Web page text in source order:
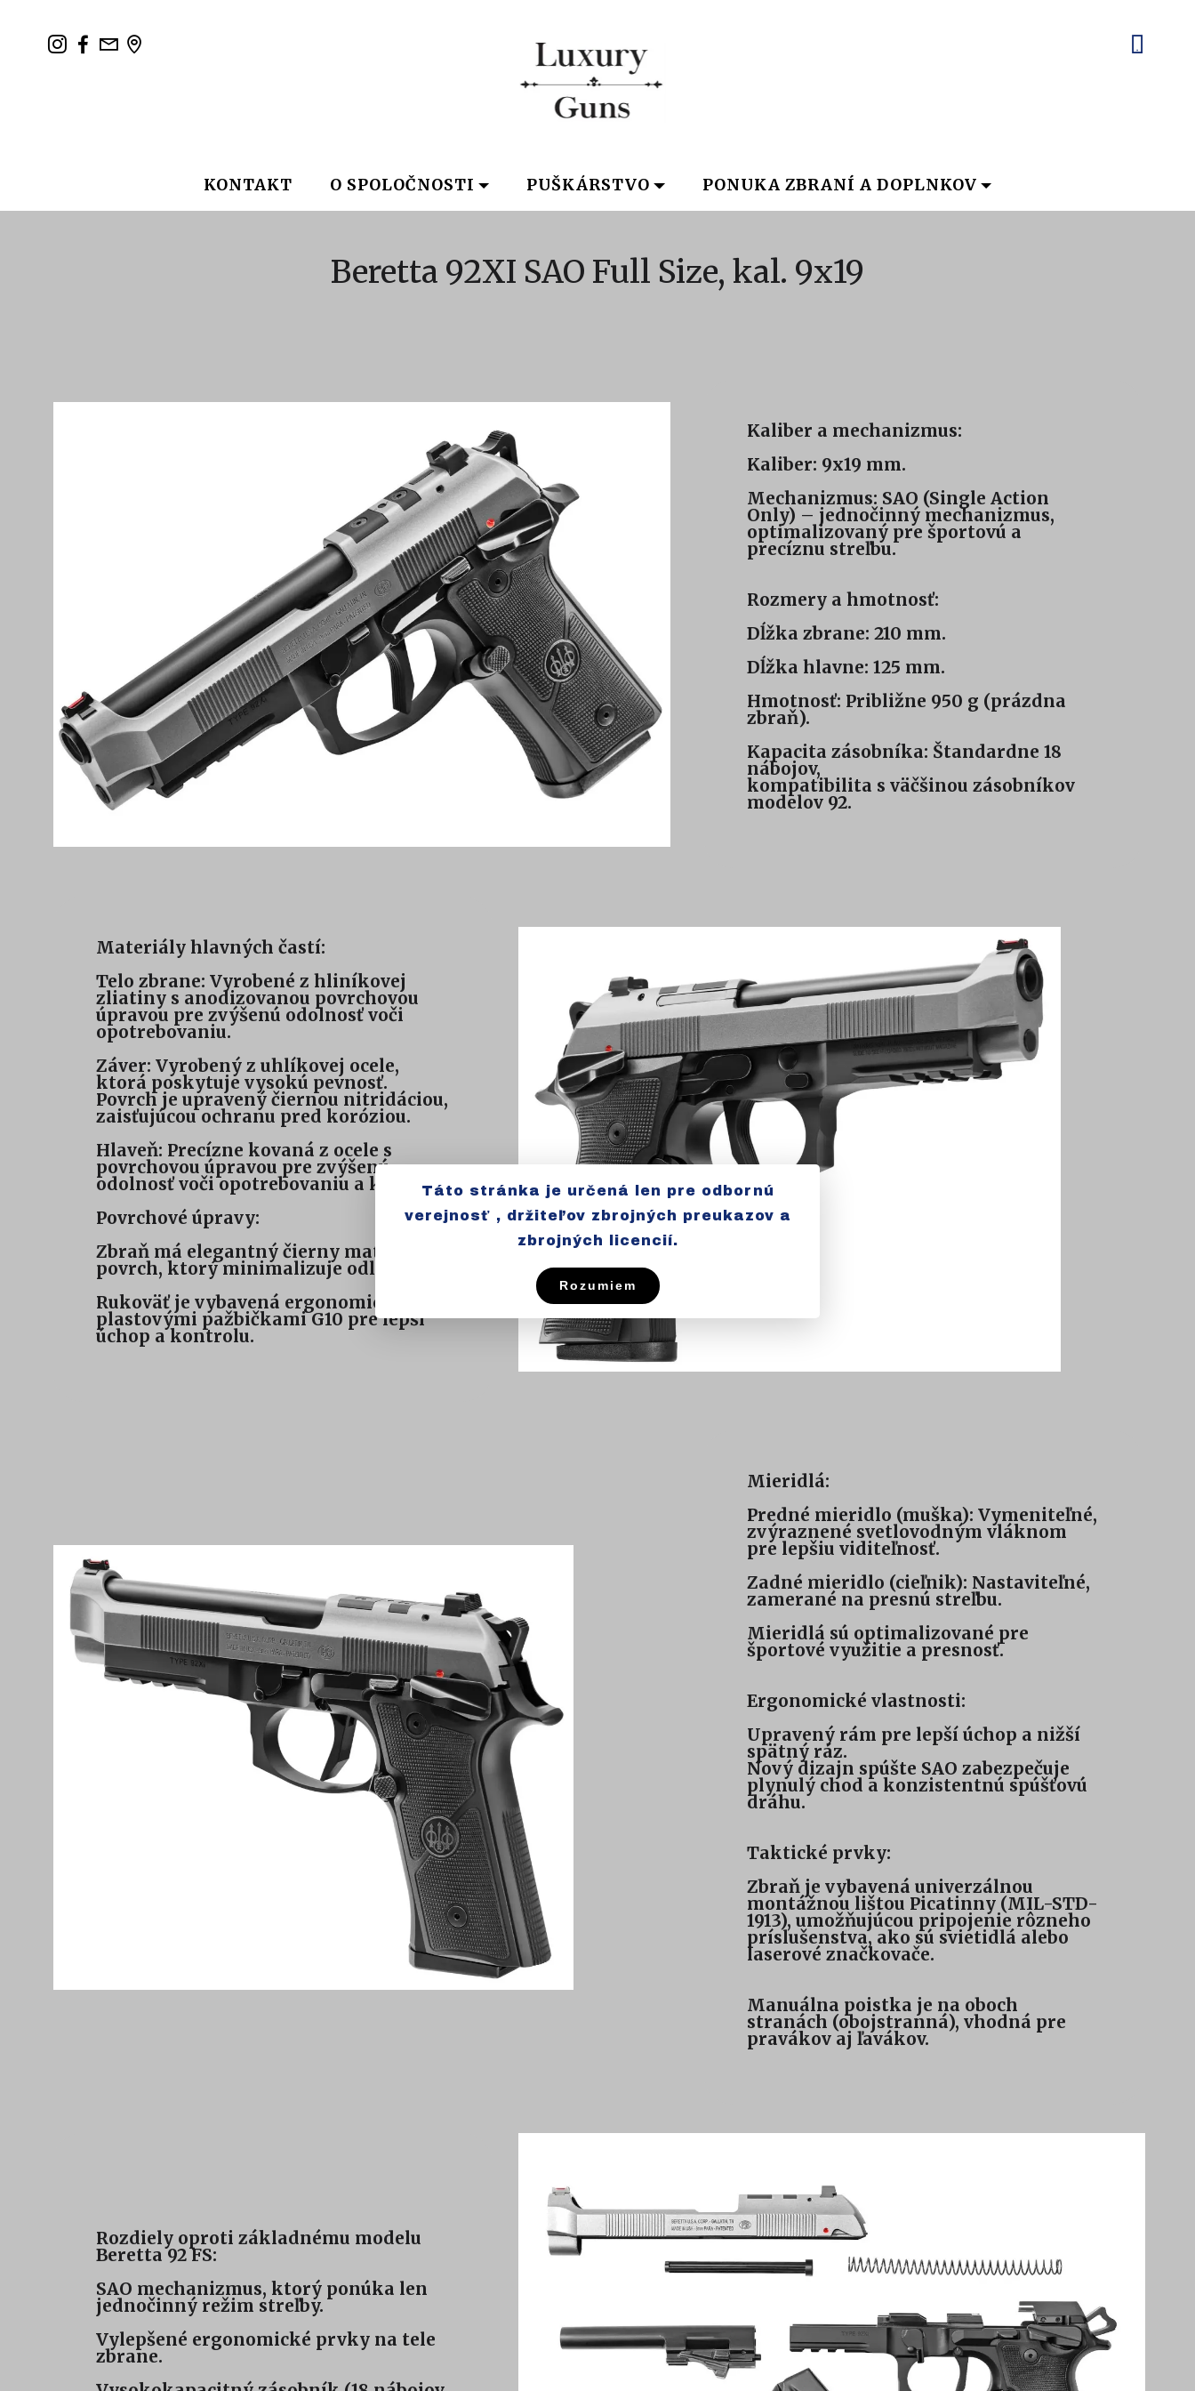
KONTAKT O SPOLOČNOSTI PUŠKÁRSTVO PONUKA ZBRANÍ A DOPLNKOV
Beretta 92XI SAO Full Size, kal. 9x19
Kaliber a mechanizmus:
Kaliber: 9x19 mm.
Mechanizmus: SAO (Single Action
Only) – jednočinný mechanizmus,
optimalizovaný pre športovú a
precíznu streľbu.
Rozmery a hmotnosť:
Dĺžka zbrane: 210 mm.
Dĺžka hlavne: 125 mm.
Hmotnosť: Približne 950 g (prázdna
zbraň).
Kapacita zásobníka: Štandardne 18
nábojov,
kompatibilita s väčšinou zásobníkov
modelov 92.
Materiály hlavných častí:
Telo zbrane: Vyrobené z hliníkovej
zliatiny s anodizovanou povrchovou
úpravou pre zvýšenú odolnosť voči
opotrebovaniu.
Záver: Vyrobený z uhlíkovej ocele,
ktorá poskytuje vysokú pevnosť.
Povrch je upravený čiernou nitridáciou,
zaisťujúcou ochranu pred koróziou.
Hlaveň: Precízne kovaná z ocele s
povrchovou úpravou pre zvýšenú
odolnosť voči opotrebovaniu a korózii.
Povrchové úpravy:
Zbraň má elegantný čierny matný
povrch, ktorý minimalizuje odlesky.
Rukoväť je vybavená ergonomickými
plastovými pažbičkami G10 pre lepší
úchop a kontrolu.
Mieridlá:
Predné mieridlo (muška): Vymeniteľné,
zvýraznené svetlovodným vláknom
pre lepšiu viditeľnosť.
Zadné mieridlo (cieľnik): Nastaviteľné,
zamerané na presnú streľbu.
Mieridlá sú optimalizované pre
športové využitie a presnosť.
Ergonomické vlastnosti:
Upravený rám pre lepší úchop a nižší
spätný ráz.
Nový dizajn spúšte SAO zabezpečuje
plynulý chod a konzistentnú spúšťovú
dráhu.
Taktické prvky:
Zbraň je vybavená univerzálnou
montážnou lištou Picatinny (MIL-STD-
1913), umožňujúcou pripojenie rôzneho
príslušenstva, ako sú svietidlá alebo
laserové značkovače.
Manuálna poistka je na oboch
stranách (obojstranná), vhodná pre
pravákov aj ľavákov.
Rozdiely oproti základnému modelu
Beretta 92 FS:
SAO mechanizmus, ktorý ponúka len
jednočinný režim streľby.
Vylepšené ergonomické prvky na tele
zbrane.
Táto stránka je určená len pre odbornú
verejnosť , držiteľov zbrojných preukazov a
zbrojných licencií.
Rozumiem